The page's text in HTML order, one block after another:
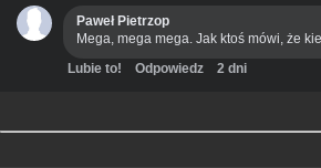
Paweł Pietrzop
Mega, mega mega. Jak ktoś mówi, że
Lubie to! Odpowiedz 2 dni